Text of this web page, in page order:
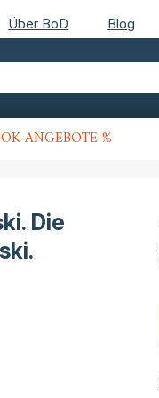
Über BoD Blog
ANGEBOTE %
Die